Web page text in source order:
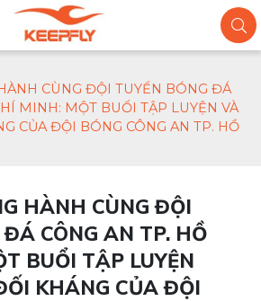
CÙNG ĐỘI TUYỂN BÓNG ĐÁ
MINH: MỘT BUỔI TẬP LUYỆN VÀ
CỦA ĐỘI BÓNG CÔNG AN TP. HỒ
HÀNH CÙNG ĐỘI
ĐÁ CÔNG AN TP. HỒ
BUỔI TẬP LUYỆN
KHÁNG CỦA ĐỘI